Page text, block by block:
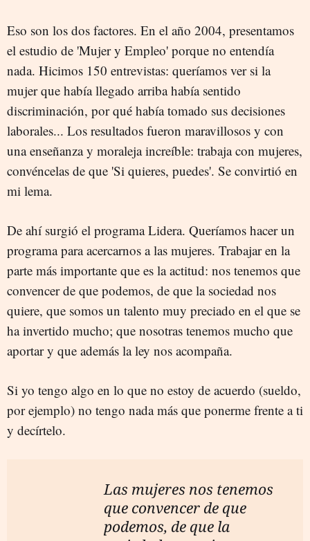
Eso son los dos factores. En el año 2004, presentamos
el estudio de 'Mujer y Empleo' porque no entendía
nada. Hicimos 150 entrevistas: queríamos ver si la
mujer que había llegado arriba había sentido
discriminación, por qué había tomado sus decisiones
laborales... Los resultados fueron maravillosos y con
una enseñanza y moraleja increíble: trabaja con mujeres,
convéncelas de que 'Si quieres, puedes'. Se convirtió en
mi lema.
De ahí surgió el programa Lidera. Queríamos hacer un
programa para acercarnos a las mujeres. Trabajar en la
parte más importante que es la actitud: nos tenemos que
convencer de que podemos, de que la sociedad nos
quiere, que somos un talento muy preciado en el que se
ha invertido mucho; que nosotras tenemos mucho que
aportar y que además la ley nos acompaña.
Si yo tengo algo en lo que no estoy de acuerdo (sueldo,
por ejemplo) no tengo nada más que ponerme frente a ti
y decírtelo.
Las mujeres nos tenemos
que convencer de que
podemos, de que la